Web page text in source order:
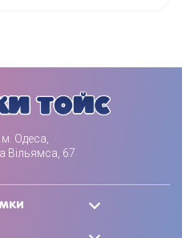
Одеса,
Вільямса, 67